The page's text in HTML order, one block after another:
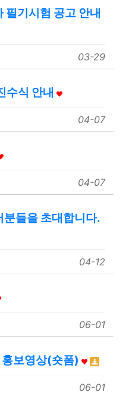
기시험 공고 안내
03-29
수식 안내
04-07
04-07
분들을 초대합니다.
04-12
06-01
보영상(숏폼)
06-01